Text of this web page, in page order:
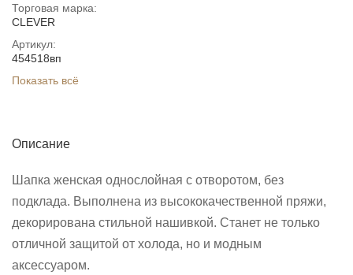
Торговая марка:
CLEVER
Артикул:
454518вп
Показать всё
Описание
Шапка женская однослойная с отворотом, без
подклада. Выполнена из высококачественной пряжи,
декорирована стильной нашивкой. Станет не только
отличной защитой от холода, но и модным
аксессуаром.